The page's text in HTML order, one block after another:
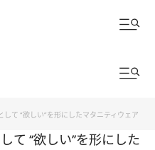
て “欲しい”を形にしたマタニティウェア
した